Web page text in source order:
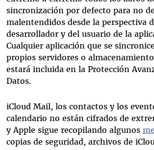
sincronización por defecto para no
malentendidos desde la perspectiva
desarrollador y del usuario de la
Cualquier aplicación que se
propios servidores o
estará incluida en la Protección
Datos.
iCloud Mail, los contactos y los
calendario no están cifrados de
y Apple sigue recopilando algunos
copias de seguridad, archivos de